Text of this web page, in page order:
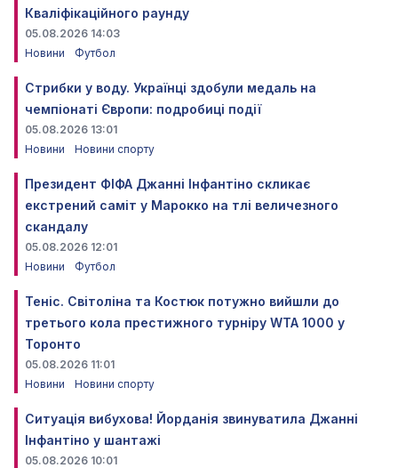
Кваліфікаційного раунду
05.08.2026 14:03
Новини
Футбол
Стрибки у воду. Українці здобули медаль на
чемпіонаті Європи: подробиці події
05.08.2026 13:01
Новини
Новини спорту
Президент ФІФА Джанні Інфантіно скликає
екстрений саміт у Марокко на тлі величезного
скандалу
05.08.2026 12:01
Новини
Футбол
Теніс. Світоліна та Костюк потужно вийшли до
третього кола престижного турніру WTA 1000 у
Торонто
05.08.2026 11:01
Новини
Новини спорту
Ситуація вибухова! Йорданія звинуватила Джанні
Інфантіно у шантажі
05.08.2026 10:01